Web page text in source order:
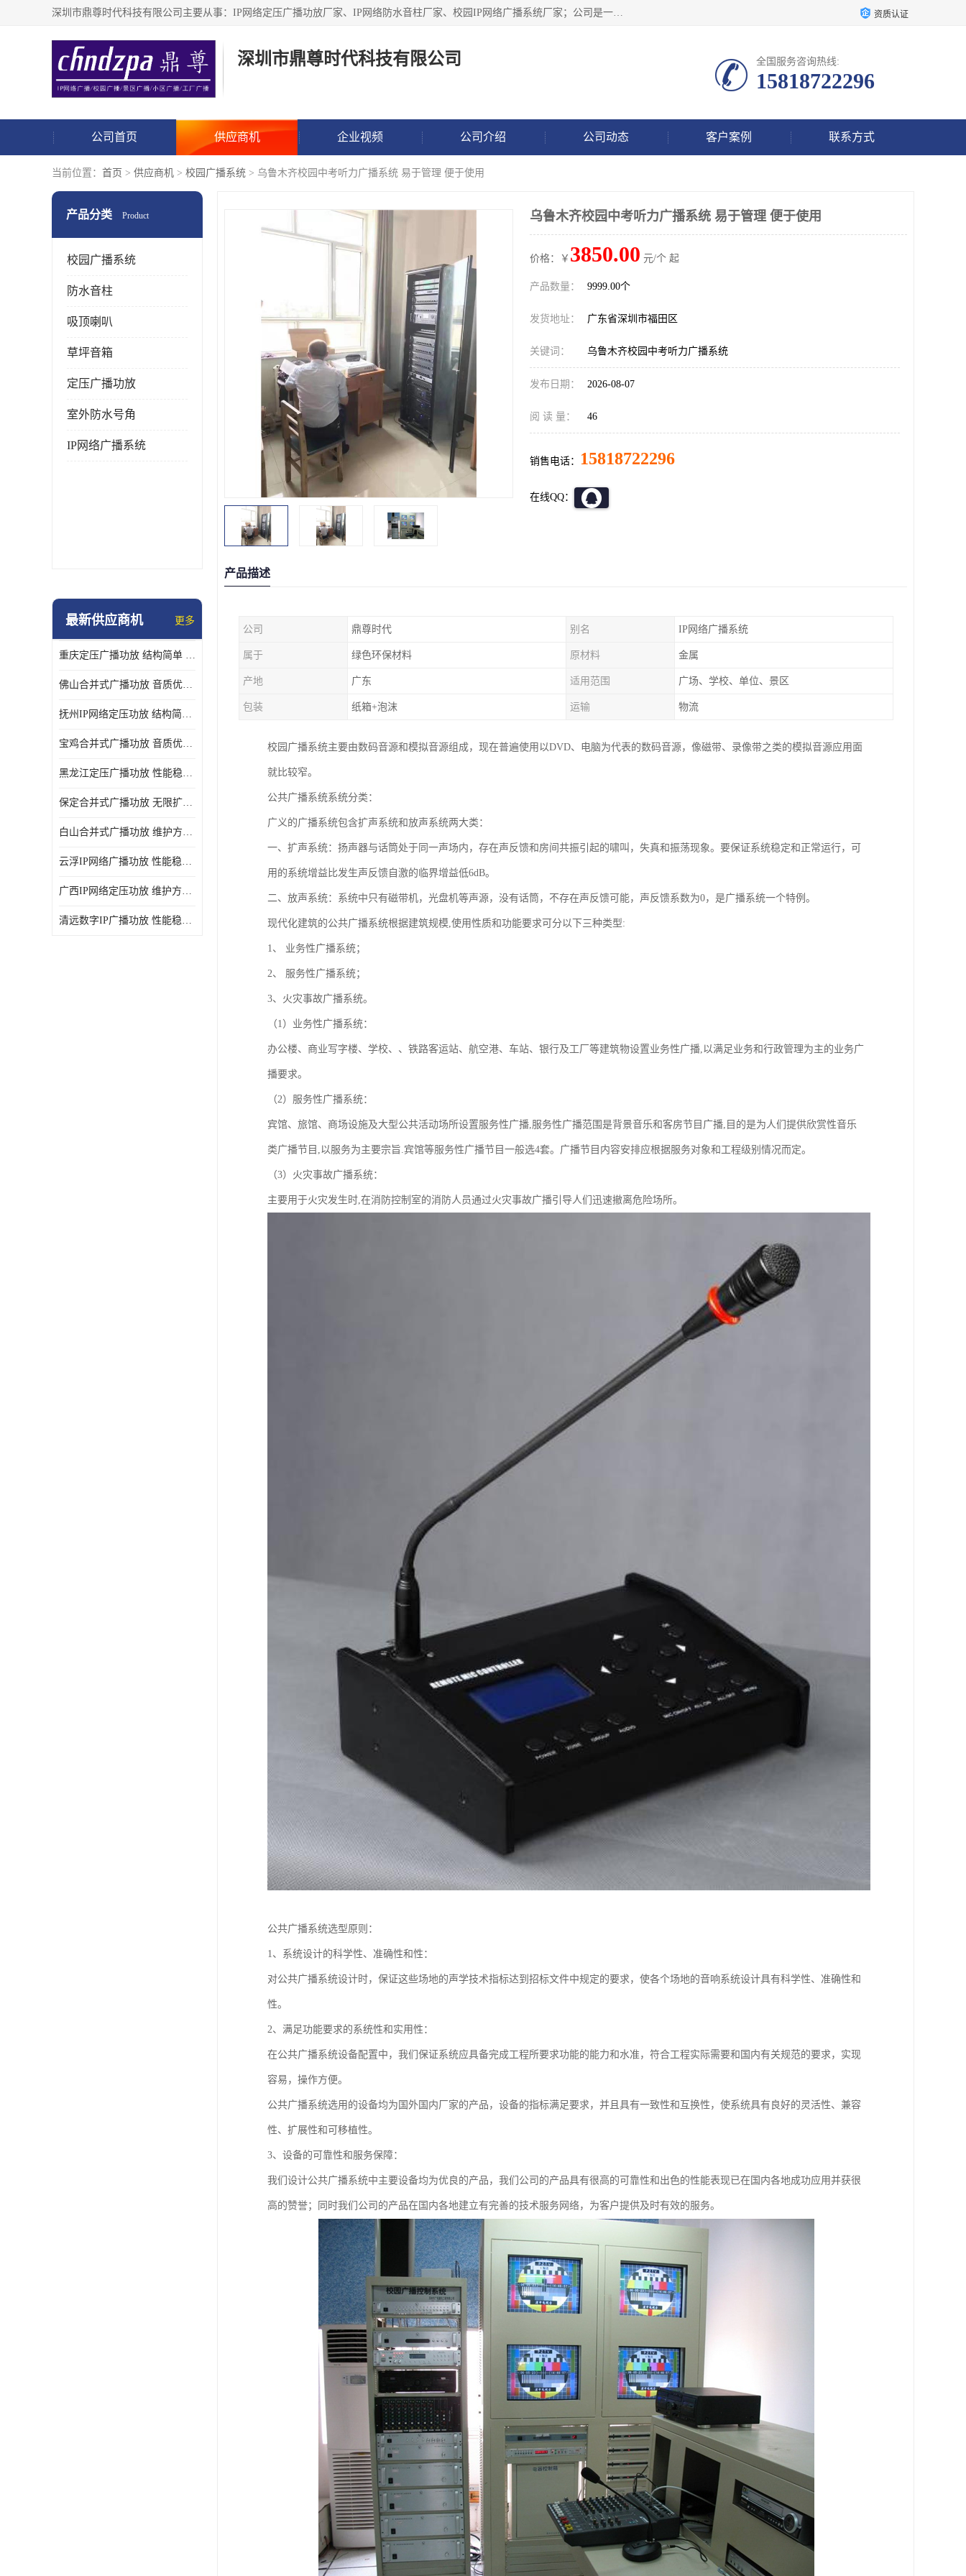
深圳市鼎尊时代科技有限公司主要从事：IP网络定压广播功放厂家、IP网络防水音柱厂家、校园IP网络广播系统厂家；公司是一家集研发、生产、销售公共广播器材于一体的现代电子科技企业。公司成立多年来，本着“自主研发技术、开拓稳定的产品”的宗旨，集多年的行业经验，引航广播行业的迅猛发展，使产品能够适应时代技术发展的需要。 资质认证
深圳市鼎尊时代科技有限公司 全国服务咨询热线:
15818722296
公司首页 供应商机 企业视频 公司介绍 公司动态 客户案例 联系方式
当前位置： 首页 > 供应商机 > 校园广播系统 > 乌鲁木齐校园中考听力广播系统 易于管理 便于使用
产品分类 Product
校园广播系统
防水音柱
吸顶喇叭
草坪音箱
定压广播功放
室外防水号角
IP网络广播系统
最新供应商机 更多
重庆定压广播功放 结构简单 传输距离远
佛山合并式广播功放 音质优美清晰 输出电压大 电流小
抚州IP网络定压功放 结构简单 多应用于公共场合
宝鸡合并式广播功放 音质优美清晰 维护方便
黑龙江定压广播功放 性能稳定 无限扩容
保定合并式广播功放 无限扩容 设计结构简单
白山合并式广播功放 维护方便 多应用于公共场合
云浮IP网络广播功放 性能稳定 设计结构简单
广西IP网络定压功放 维护方便 多应用于公共场合
清远数字IP广播功放 性能稳定 传输距离远
乌鲁木齐校园中考听力广播系统 易于管理 便于使用
价格：￥ 3850.00 元/个 起
产品数量： 9999.00个
发货地址： 广东省深圳市福田区
关键词： 乌鲁木齐校园中考听力广播系统
发布日期： 2026-08-07
阅 读 量： 46
销售电话： 15818722296
在线QQ：
产品描述
公司 鼎尊时代 别名 IP网络广播系统
属于 绿色环保材料 原材料 金属
产地 广东 适用范围 广场、学校、单位、景区
包装 纸箱+泡沫 运输 物流
校园广播系统主要由数码音源和模拟音源组成，现在普遍使用以DVD、电脑为代表的数码音源，像磁带、录像带之类的模拟音源应用面
就比较窄。
公共广播系统系统分类：
广义的广播系统包含扩声系统和放声系统两大类：
一、扩声系统：扬声器与话筒处于同一声场内，存在声反馈和房间共振引起的啸叫，失真和振荡现象。要保证系统稳定和正常运行，可
用的系统增益比发生声反馈自激的临界增益低6dB。
二、放声系统：系统中只有磁带机，光盘机等声源，没有话筒，不存在声反馈可能，声反馈系数为0，是广播系统一个特例。
现代化建筑的公共广播系统根据建筑规模,使用性质和功能要求可分以下三种类型:
1、 业务性广播系统；
2、 服务性广播系统；
3、火灾事故广播系统。
（1）业务性广播系统：
办公楼、商业写字楼、学校、、铁路客运站、航空港、车站、银行及工厂等建筑物设置业务性广播,以满足业务和行政管理为主的业务广
播要求。
（2）服务性广播系统：
宾馆、旅馆、商场设施及大型公共活动场所设置服务性广播,服务性广播范围是背景音乐和客房节目广播,目的是为人们提供欣赏性音乐
类广播节目,以服务为主要宗旨.宾馆等服务性广播节目一般选4套。广播节目内容安排应根据服务对象和工程级别情况而定。
（3）火灾事故广播系统：
主要用于火灾发生时,在消防控制室的消防人员通过火灾事故广播引导人们迅速撤离危险场所。
公共广播系统选型原则：
1、系统设计的科学性、准确性和性：
对公共广播系统设计时，保证这些场地的声学技术指标达到招标文件中规定的要求，使各个场地的音响系统设计具有科学性、准确性和
性。
2、满足功能要求的系统性和实用性：
在公共广播系统设备配置中，我们保证系统应具备完成工程所要求功能的能力和水准，符合工程实际需要和国内有关规范的要求，实现
容易，操作方便。
公共广播系统选用的设备均为国外国内厂家的产品，设备的指标满足要求，并且具有一致性和互换性，使系统具有良好的灵活性、兼容
性、扩展性和可移植性。
3、设备的可靠性和服务保障：
我们设计公共广播系统中主要设备均为优良的产品，我们公司的产品具有很高的可靠性和出色的性能表现已在国内各地成功应用并获很
高的赞誉；同时我们公司的产品在国内各地建立有完善的技术服务网络，为客户提供及时有效的服务。